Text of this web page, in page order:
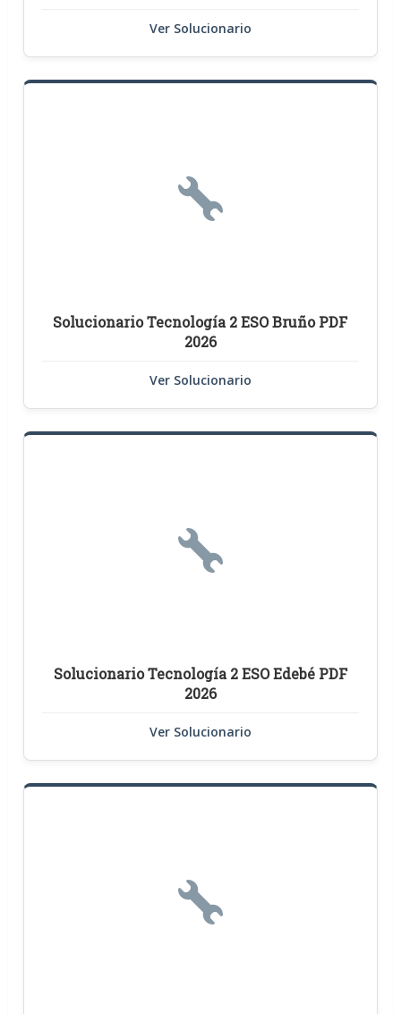
Ver Solucionario
Solucionario Tecnología 2 ESO Bruño PDF
2026
Ver Solucionario
Solucionario Tecnología 2 ESO Edebé PDF
2026
Ver Solucionario